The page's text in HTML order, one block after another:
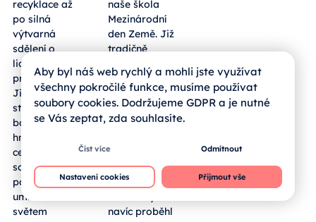
recyklace až
po silná
výtvarná
sdělení o
lidských
právech.
Jihočeští
středoškoláci
bodovali
hned ve dvou
celostátních
soutěžích a
potvrdili, že
umí nad
světem
naše škola
Mezinárodní
den Země. Již
tradičně
vyrazili naši
žáci prvních
ročníků dne
13. 4. 2026 do
přírody, kde
odpadky. V
letošním roce
ale v rámci
celé školy
navíc proběhl
Aby byl náš web rychlý a mohli jste využívat
všechny pokročilé funkce, musíme používat
soubory cookies. Dodržujeme GDPR a je nutné
se Vás zeptat, zda souhlasíte.
Číst více Odmítnout
Nastavení cookies Přijmout vše